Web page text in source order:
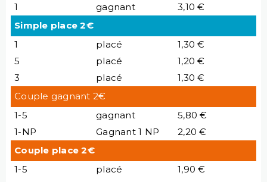
1
gagnant
3,10 €
Simple place 2€
1
placé
1,30 €
5
placé
1,20 €
3
placé
1,30 €
Couple gagnant 2€
1-5
gagnant
5,80 €
1-NP
Gagnant 1 NP
2,20 €
Couple place 2€
1-5
placé
1,90 €